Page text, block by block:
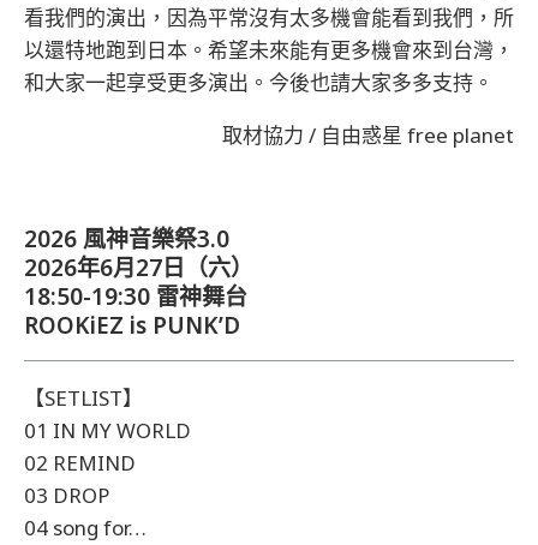
看我們的演出，因為平常沒有太多機會能看到我們，所
以還特地跑到日本。希望未來能有更多機會來到台灣，
和大家一起享受更多演出。今後也請大家多多支持。
取材協力 / 自由惑星 free planet
2026 風神音樂祭3.0
2026年6月27日（六）
18:50-19:30 雷神舞台
ROOKiEZ is PUNK’D
【SETLIST】
01 IN MY WORLD
02 REMIND
03 DROP
04 song for…